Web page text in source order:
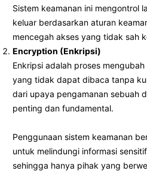
Sistem keamanan ini mengontrol
keluar berdasarkan aturan
mencegah akses yang tidak sah
Encryption (Enkripsi)
Enkripsi adalah proses
yang tidak dapat dibaca tanpa
dari upaya pengamanan sebuah
penting dan fundamental.
Penggunaan sistem keamanan
untuk melindungi informasi
sehingga hanya pihak yang